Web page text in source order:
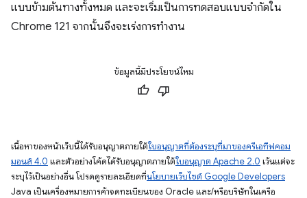
แบบข้ามต้นทางทั้งหมด และจะเริ่มเป็นการทดสอบแบบจำกัดใน
Chrome 121 จากนั้นจึงจะเร่งการทำงาน
ข้อมูลนี้มีประโยชน์ไหม
เนื้อหาของหน้าเว็บนี้ได้รับอนุญาตภายใต้ใบอนุญาตที่ต้องระบุที่มาของครีเอทีฟคอม
มอนส์ 4.0 และตัวอย่างโค้ดได้รับอนุญาตภายใต้ใบอนุญาต Apache 2.0 เว้นแต่จะ
ระบุไว้เป็นอย่างอื่น โปรดดูรายละเอียดที่นโยบายเว็บไซต์ Google Developers
Java เป็นเครื่องหมายการค้าจดทะเบียนของ Oracle และ/หรือบริษัทในเครือ